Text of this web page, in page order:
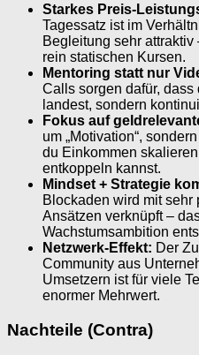
Starkes Preis-
Tagessatz ist im
Begleitung sehr
rein statischen Kursen.
Mentoring statt nur
Calls sorgen dafür, dass
landest, sondern
Fokus auf
um „Motivation“,
du Einkommen
entkoppeln kannst.
Mindset + Strategie
Blockaden wird mit
Ansätzen verknüpft –
Wachstumsambition
Netzwerk-Effekt: Der
Community aus
Umsetzern ist für viele
enormer Mehrwert.
Nachteile (Contra)